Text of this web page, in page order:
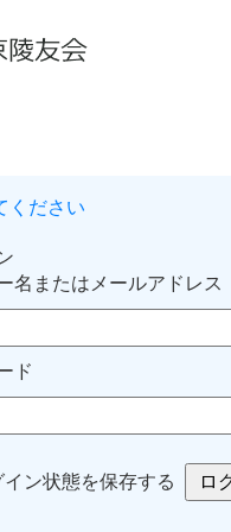
ください
名またはメールアドレス
ド
イン状態を保存する